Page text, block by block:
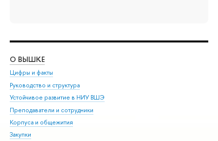
О ВЫШКЕ
Цифры и факты
Руководство и структура
Устойчивое развитие в НИУ ВШЭ
Преподаватели и сотрудники
Корпуса и общежития
Закупки